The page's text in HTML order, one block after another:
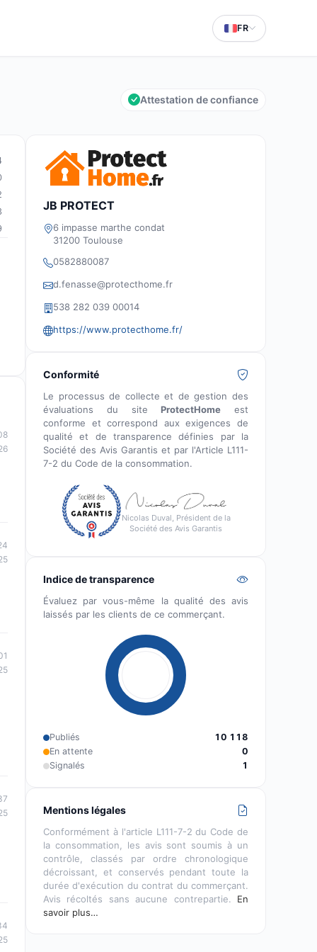
FR
Attestation de confiance
JB PROTECT
6 impasse marthe condat
31200 Toulouse
0582880087
d.fenasse@protecthome.fr
538 282 039 00014
https://www.protecthome.fr/
Conformité
Le processus de collecte et de gestion des
évaluations du siteProtectHome est
conforme et correspond aux exigences de
qualité et de transparence définies par la
Société des Avis Garantis et par l'Article L111-
7-2 du Code de la consommation.
Nicolas Duval, Président de la
Société des Avis Garantis
Indice de transparence
Évaluez par vous-même la qualité des avis
laissés par les clients de ce commerçant.
Publiés
10 118
En attente
0
Signalés
1
Mentions légales
Conformément à l'article L111-7-2 du Code de
la consommation, les avis sont soumis à un
contrôle, classés par ordre chronologique
décroissant, et conservés pendant toute la
durée d'exécution du contrat du commerçant.
Avis récoltés sans aucune contrepartie. En
savoir plus…